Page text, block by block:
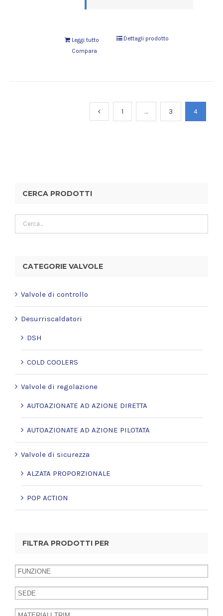
Leggi tutto
Dettagli prodotto
Compara
1 … 3 4
CERCA PRODOTTI
CATEGORIE VALVOLE
Valvole di controllo
Desurriscaldatori
DSH
COLD COOLERS
Valvole di regolazione
AUTOAZIONATE AD AZIONE DIRETTA
AUTOAZIONATE AD AZIONE PILOTATA
Valvole di sicurezza
ALZATA PROPORZIONALE
POP ACTION
FILTRA PRODOTTI PER